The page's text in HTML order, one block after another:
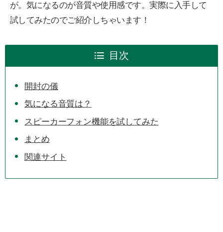
が。気になるのが音質や使用感です。実際に入手して
試してみたのでご紹介しちゃいます！
目次
開封の儀
気になる音質は？
スピーカーフォン機能を試してみた
まとめ
関連サイト